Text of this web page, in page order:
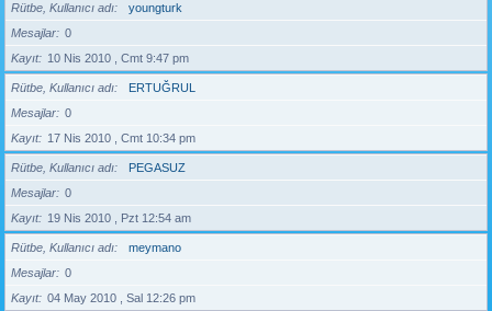
Rütbe, Kullanıcı adı
youngturk
Mesajlar
0
Kayıt
10 Nis 2010 , Cmt 9:47 pm
Rütbe, Kullanıcı adı
ERTUĞRUL
Mesajlar
0
Kayıt
17 Nis 2010 , Cmt 10:34 pm
Rütbe, Kullanıcı adı
PEGASUZ
Mesajlar
0
Kayıt
19 Nis 2010 , Pzt 12:54 am
Rütbe, Kullanıcı adı
meymano
Mesajlar
0
Kayıt
04 May 2010 , Sal 12:26 pm